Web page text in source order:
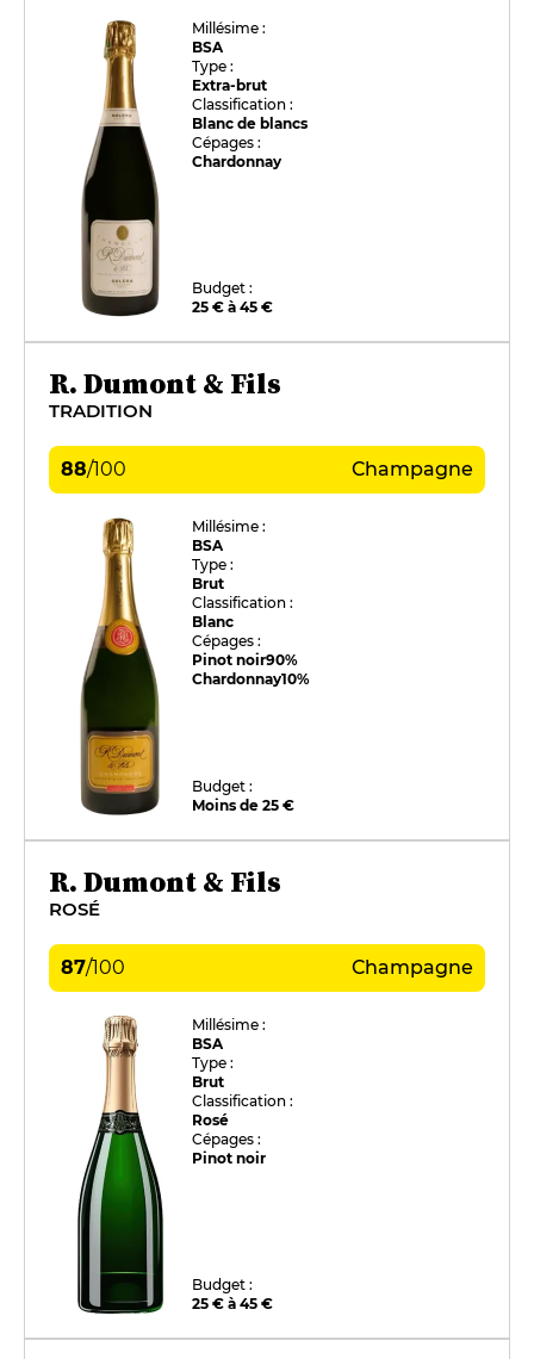
Millésime :
BSA
Type :
Extra-brut
Classification :
Blanc de blancs
Cépages :
Chardonnay
Budget :
25 € à 45 €
R. Dumont & Fils
TRADITION
88/100 Champagne
Millésime :
BSA
Type :
Brut
Classification :
Blanc
Cépages :
Pinot noir90%
Chardonnay10%
Budget :
Moins de 25 €
R. Dumont & Fils
ROSÉ
87/100 Champagne
Millésime :
BSA
Type :
Brut
Classification :
Rosé
Cépages :
Pinot noir
Budget :
25 € à 45 €